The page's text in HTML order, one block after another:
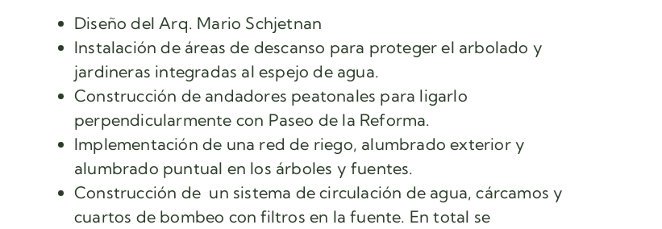
Diseño del Arq. Mario Schjetnan
Instalación de áreas de descanso para proteger el arbolado y
jardineras integradas al espejo de agua.
Construcción de andadores peatonales para ligarlo
perpendicularmente con Paseo de la Reforma.
Implementación de una red de riego, alumbrado exterior y
alumbrado puntual en los árboles y fuentes.
Construcción de un sistema de circulación de agua, cárcamos y
cuartos de bombeo con filtros en la fuente. En total se